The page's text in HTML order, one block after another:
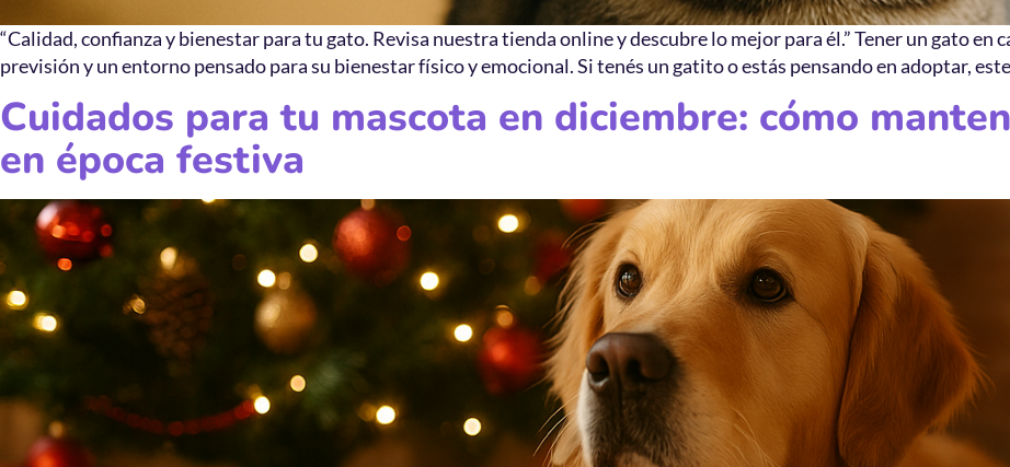
“Calidad, confianza y bienestar para tu gato. Revisa nuestra tienda online y descubre lo mejor para él.” Tener un gato
previsión y un entorno pensado para su bienestar físico y emocional. Si tenés un gatito o estás pensando en adoptar,
Cuidados para tu mascota en diciembre: cómo
en época festiva